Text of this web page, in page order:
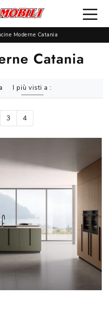
Moderne Catania
Catania
I più visti a :
3 4